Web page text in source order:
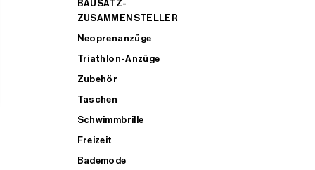
BAUSATZ-
ZUSAMMENSTELLER
Neoprenanzüge
Triathlon-Anzüge
Zubehör
Taschen
Schwimmbrille
Freizeit
Bademode